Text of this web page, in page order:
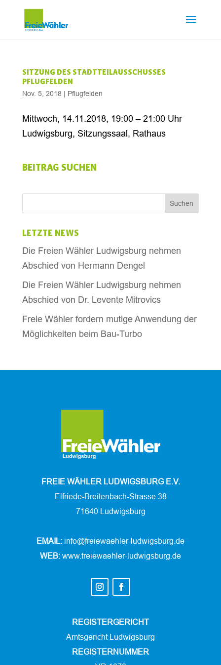
SITZUNG DES STADTTEILAUSSCHUSSES
PFLUGFELDEN
Nov. 5, 2018 | Pflugfelden
Mittwoch, 14.11.2018, 19:00 – 21:00 Uhr
Ludwigsburg, Sitzungssaal, Rathaus
BEITRAG SUCHEN
LETZTE NEWS
Die Freien Wähler Ludwigsburg nehmen
Abschied von Hermann Dengel
Die Freien Wähler Ludwigsburg nehmen
Abschied von Dr. Levente Mitrovics
Freie Wähler fordern mutige Anwendung der
Möglichkeiten beim Bau-Turbo
FREIE WÄHLER LUDWIGSBURG E.V.
Elfriede-Breitenbach-Strasse 38
71640 Ludwigsburg
EMAIL: info@freiewaehler-ludwigsburg.de
WEB: www.freiewaehler-ludwigsburg.de
REGISTERGERICHT
Amtsgericht Ludwigsburg
REGISTERNUMMER